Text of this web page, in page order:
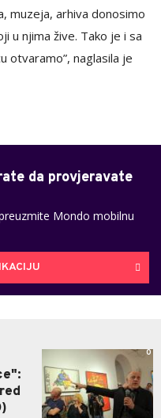
muzeja, arhiva donosimo
u njima žive. Tako je i sa
otvaramo”, naglasila je
da provjeravate
Mondo mobilnu
0